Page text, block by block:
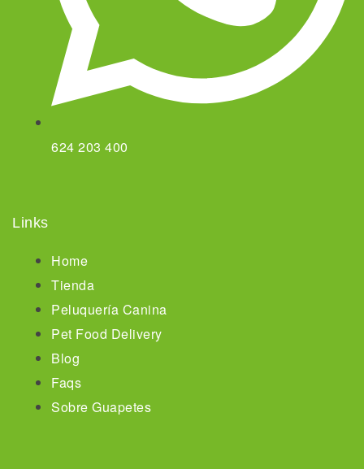
624 203 400
Links
Home
Tienda
Peluquería Canina
Pet Food Delivery
Blog
Faqs
Sobre Guapetes